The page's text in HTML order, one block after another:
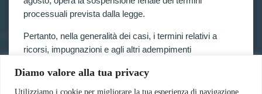
Diamo valore alla tua privacy
Utilizziamo i cookie per migliorare la tua esperienza di navigazione,
processuali prevista dalla legge.
Pertanto, nella generalità dei casi, i termini relativi a
ricorsi, impugnazioni e agli altri adempimenti
sospesi.
SERVIZI
Forze armate e polizia
Concorsi pubblici
Pubblico impiego